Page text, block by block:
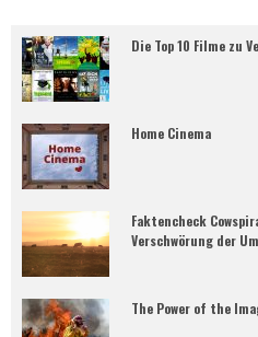
Die Top 10 Filme zu
Home Cinema
Faktencheck
Verschwörung der
The Power of the